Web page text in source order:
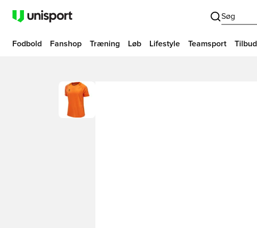
Søg
Fodbold Fanshop Træning Løb Lifestyle Teamsport Tilbud